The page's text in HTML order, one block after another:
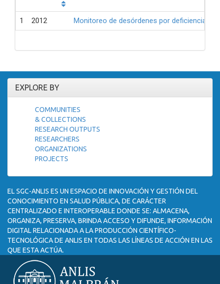
1 2012 Monitoreo de desórdenes por deficiencia
EXPLORE BY
COMMUNITIES
& COLLECTIONS
RESEARCH OUTPUTS
RESEARCHERS
ORGANIZATIONS
PROJECTS
EL SGC-ANLIS ES UN ESPACIO DE INNOVACIÓN Y GESTIÓN DEL
CONOCIMIENTO EN SALUD PÚBLICA, DE CARÁCTER
CENTRALIZADO E INTEROPERABLE DONDE SE: ALMACENA,
ORGANIZA, PRESERVA, BRINDA ACCESO Y DIFUNDE, INFORMACIÓN
DIGITAL RELACIONADA A LA PRODUCCIÓN CIENTÍFICO-
TECNOLÓGICA DE ANLIS EN TODAS LAS LÍNEAS DE ACCIÓN EN LAS
QUE ESTA ACTÚA.